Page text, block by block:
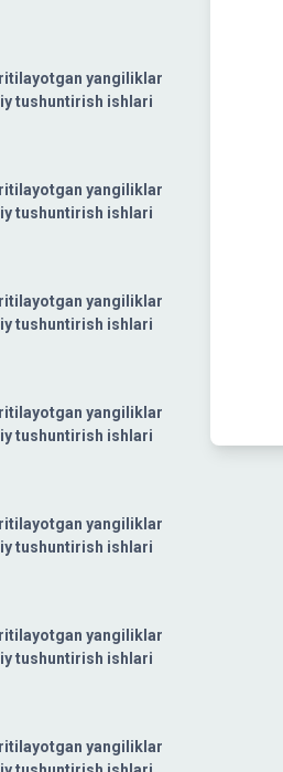
yangiliklar
tushuntirish ishlari
yangiliklar
tushuntirish ishlari
yangiliklar
tushuntirish ishlari
yangiliklar
tushuntirish ishlari
yangiliklar
tushuntirish ishlari
yangiliklar
tushuntirish ishlari
yangiliklar